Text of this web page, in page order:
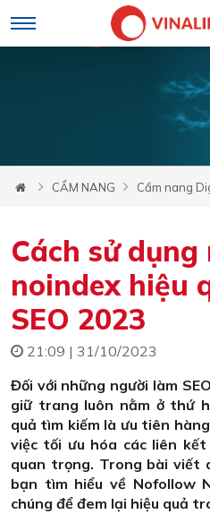
CẨM NANG Cẩm nang
Cách sử
noindex hiệu
SEO 2023
21:09 | 31/10/2023
Đối với những người làm
giữ trang luôn nằm ở thứ
quả tìm kiếm là ưu tiên
việc tối ưu hóa các liên
quan trọng. Trong bài viết
bạn tìm hiểu về Nofollow
chúng để đem lại hiệu quả